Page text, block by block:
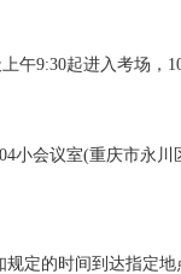
午9:30起进入考场，
小会议室(重庆市永川
定的时间到达指定地